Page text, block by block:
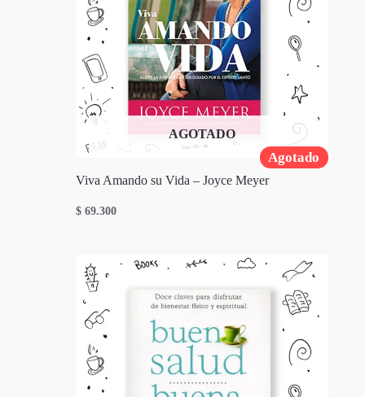
Agotado
AGOTADO
Viva Amando su Vida – Joyce Meyer
$ 69.300